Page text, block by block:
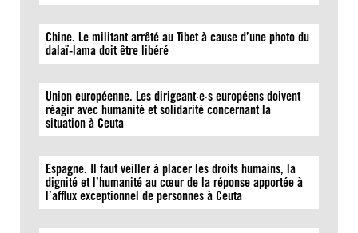
Chine. Le militant arrêté au Tibet à cause d’une photo du
dalaï-lama doit être libéré
Union européenne. Les dirigeant·e·s européens doivent
réagir avec humanité et solidarité concernant la
situation à Ceuta
Espagne. Il faut veiller à placer les droits humains, la
dignité et l’humanité au cœur de la réponse apportée à
l’afflux exceptionnel de personnes à Ceuta